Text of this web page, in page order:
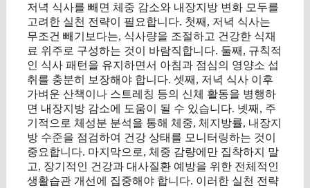
저녁 식사를 빼면 체중 감소와 내장지방 변화 모두를
고려한 실천 전략이 필요합니다. 첫째, 저녁 식사는
무조건 빼기보다는, 식사량을 조절하고 건강한 식재
료 위주로 구성하는 것이 바람직합니다. 둘째, 규칙적
인 식사 패턴을 유지하면서 아침과 점심의 영양소 섭
취를 충분히 보장해야 합니다. 셋째, 저녁 식사 이후
가벼운 산책이나 스트레칭 등의 신체 활동을 병행하
면 내장지방 감소에 도움이 될 수 있습니다. 넷째, 주
기적으로 체성분 분석을 통해 체중, 체지방률, 내장지
방 수준을 점검하여 건강 상태를 모니터링하는 것이
중요합니다. 마지막으로, 체중 감량에만 집착하지 말
고, 장기적인 건강과 대사질환 예방을 위한 전체적인
생활습관 개선에 집중해야 합니다. 이러한 실천 전략